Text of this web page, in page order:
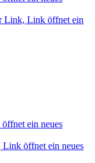
Link, Link öffnet ein
ein neues
öffnet ein neues